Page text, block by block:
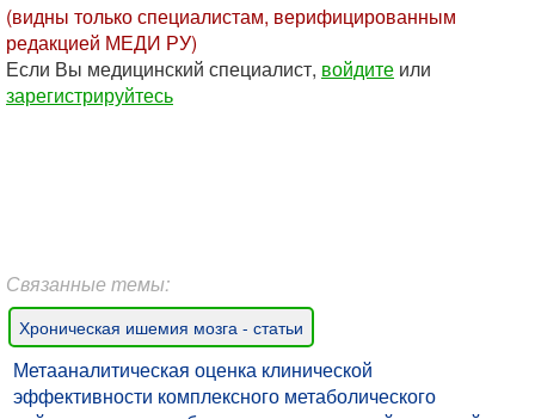
(видны только специалистам, верифицированным
редакцией МЕДИ РУ)
Если Вы медицинский специалист, войдите или
зарегистрируйтесь
Связанные темы:
Хроническая ишемия мозга - статьи
​Метааналитическая оценка клинической
эффективности комплексного метаболического